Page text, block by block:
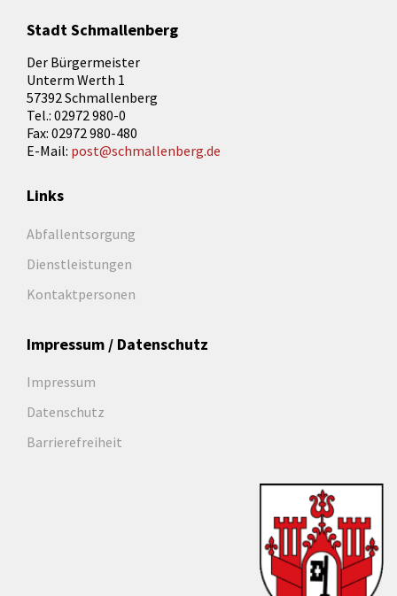
Stadt Schmallenberg
Der Bürgermeister
Unterm Werth 1
57392 Schmallenberg
Tel.: 02972 980-0
Fax: 02972 980-480
E-Mail: post@schmallenberg.de
Links
Abfallentsorgung
Dienstleistungen
Kontaktpersonen
Impressum / Datenschutz
Impressum
Datenschutz
Barrierefreiheit